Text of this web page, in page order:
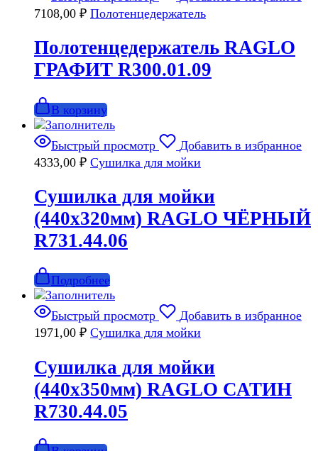
7108,00 ₽ Полотенцедержатель
Полотенцедержатель RAGLO
ГРАФИТ R300.01.09
В корзину
Быстрый просмотр
Добавить в избранное
4333,00 ₽ Сушилка для мойки
Сушилка для мойки
(440х320мм) RAGLO ЧЁРНЫЙ
R731.44.06
Подробнее
Быстрый просмотр
Добавить в избранное
1971,00 ₽ Сушилка для мойки
Сушилка для мойки
(440х350мм) RAGLO САТИН
R730.44.05